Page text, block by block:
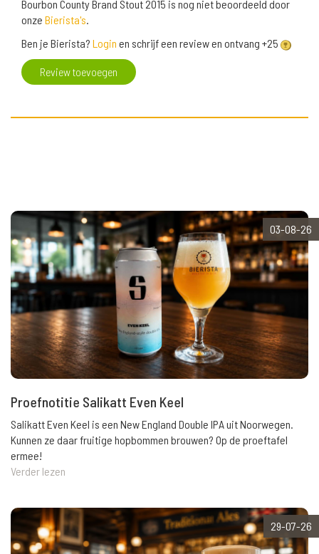
Bourbon County Brand Stout 2015 is nog niet beoordeeld door
onze Bierista's.
Ben je Bierista? Login en schrijf een review en ontvang +25
Review toevoegen
03-08-26
Proefnotitie Salikatt Even Keel
Salikatt Even Keel is een New England Double IPA uit Noorwegen.
Kunnen ze daar fruitige hopbommen brouwen? Op de proeftafel
ermee!
Verder lezen
29-07-26